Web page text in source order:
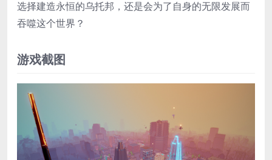
选择建造永恒的乌托邦，还是会为了自身的无限发展而
吞噬这个世界？
游戏截图